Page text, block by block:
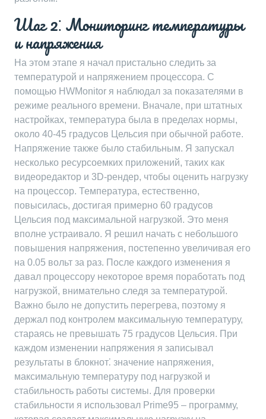
Шаг 2⁚ Мониторинг температуры
и напряжения
На этом этапе я начал пристально следить за
температурой и напряжением процессора. С
помощью HWMonitor я наблюдал за показателями в
режиме реального времени. Вначале, при штатных
настройках, температура была в пределах нормы,
около 40-45 градусов Цельсия при обычной работе.
Напряжение также было стабильным. Я запускал
несколько ресурсоемких приложений, таких как
видеоредактор и 3D-рендер, чтобы оценить нагрузку
на процессор. Температура, естественно,
повысилась, достигая примерно 60 градусов
Цельсия под максимальной нагрузкой. Это меня
вполне устраивало. Я решил начать с небольшого
повышения напряжения, постепенно увеличивая его
на 0.05 вольт за раз. После каждого изменения я
давал процессору некоторое время поработать под
нагрузкой, внимательно следя за температурой.
Важно было не допустить перегрева, поэтому я
держал под контролем максимальную температуру,
стараясь не превышать 75 градусов Цельсия. При
каждом изменении напряжения я записывал
результаты в блокнот⁚ значение напряжения,
максимальную температуру под нагрузкой и
стабильность работы системы. Для проверки
стабильности я использовал Prime95 – программу,